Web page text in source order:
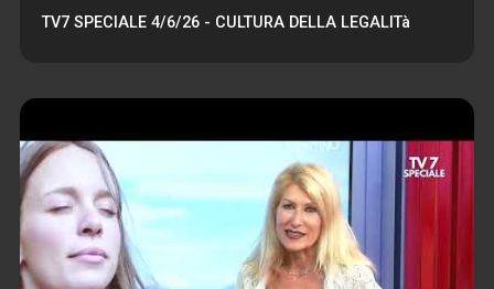
TV7 SPECIALE 4/6/26 - CULTURA DELLA LEGALITà